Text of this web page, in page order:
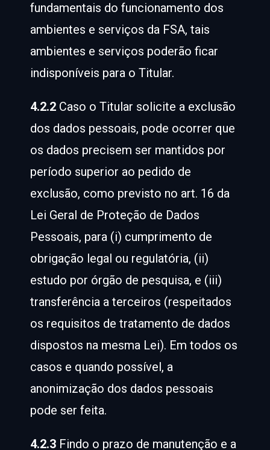
fundamentais do funcionamento dos
ambientes e serviços da FSA, tais
ambientes e serviços poderão ficar
indisponíveis para o Titular.
4.2.2 Caso o Titular solicite a exclusão
dos dados pessoais, pode ocorrer que
os dados precisem ser mantidos por
período superior ao pedido de
exclusão, como previsto no art. 16 da
Lei Geral de Proteção de Dados
Pessoais, para (i) cumprimento de
obrigação legal ou regulatória, (ii)
estudo por órgão de pesquisa, e (iii)
transferência a terceiros (respeitados
os requisitos de tratamento de dados
dispostos na mesma Lei). Em todos os
casos e quando possível, a
anonimização dos dados pessoais
pode ser feita.
4.2.3 Findo o prazo de manutenção e a